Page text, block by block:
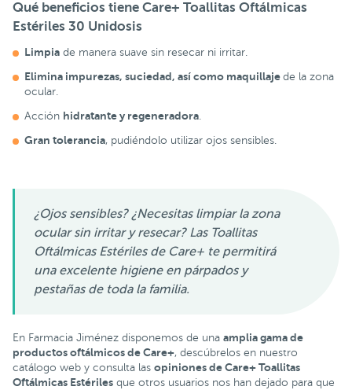
Qué beneficios tiene Care+ Toallitas Oftálmicas
Estériles 30 Unidosis
Limpia de manera suave sin resecar ni irritar.
Elimina impurezas, suciedad, así como maquillaje de la zona
ocular.
Acción hidratante y regeneradora.
Gran tolerancia, pudiéndolo utilizar ojos sensibles.
¿Ojos sensibles? ¿Necesitas limpiar la zona
ocular sin irritar y resecar? Las Toallitas
Oftálmicas Estériles de Care+ te permitirá
una excelente higiene en párpados y
pestañas de toda la familia.
En Farmacia Jiménez disponemos de una amplia gama de
productos oftálmicos de Care+, descúbrelos en nuestro
catálogo web y consulta las opiniones de Care+ Toallitas
Oftálmicas Estériles que otros usuarios nos han dejado para que